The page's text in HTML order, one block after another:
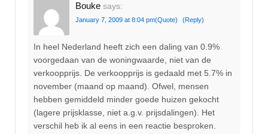
Bouke says:
January 7, 2009 at 8:04 pm(Quote) (Reply)
In heel Nederland heeft zich een daling van 0.9%
voorgedaan van de woningwaarde, niet van de
verkoopprijs. De verkoopprijs is gedaald met 5.7% in
november (maand op maand). Ofwel, mensen
hebben gemiddeld minder goede huizen gekocht
(lagere prijsklasse, niet a.g.v. prijsdalingen). Het
verschil heb ik al eens in een reactie besproken.